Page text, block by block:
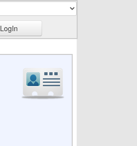
LogIn